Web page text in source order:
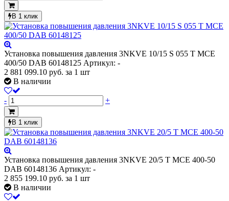
В 1 клик
Установка повышения давления 3NKVE 10/15 S 055 T MCE
400/50 DAB 60148125 Артикул: -
2 881 099.10 руб. за 1 шт
В наличии
- +
В 1 клик
Установка повышения давления 3NKVE 20/5 T MCE 400-50
DAB 60148136 Артикул: -
2 855 199.10 руб. за 1 шт
В наличии